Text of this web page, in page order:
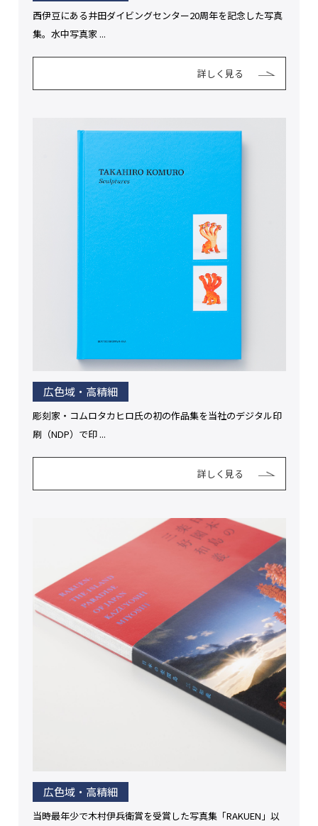
西伊豆にある井田ダイビングセンター20周年を記念した写真
集。水中写真家 ...
詳しく見る
広色域・高精細
彫刻家・コムロタカヒロ氏の初の作品集を当社のデジタル印
刷（NDP）で印 ...
詳しく見る
広色域・高精細
当時最年少で木村伊兵衛賞を受賞した写真集「RAKUEN」以